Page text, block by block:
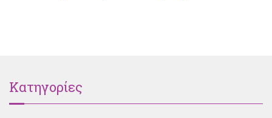
Κατηγορίες